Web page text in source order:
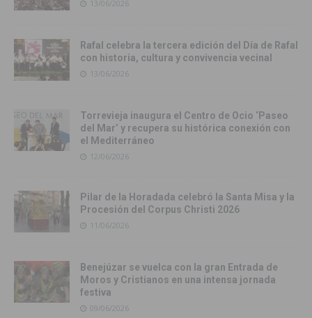
13/06/2026
Rafal celebra la tercera edición del Día de Rafal
con historia, cultura y convivencia vecinal
13/06/2026
Torrevieja inaugura el Centro de Ocio ‘Paseo
del Mar’ y recupera su histórica conexión con
el Mediterráneo
12/06/2026
Pilar de la Horadada celebró la Santa Misa y la
Procesión del Corpus Christi 2026
11/06/2026
Benejúzar se vuelca con la gran Entrada de
Moros y Cristianos en una intensa jornada
festiva
09/06/2026